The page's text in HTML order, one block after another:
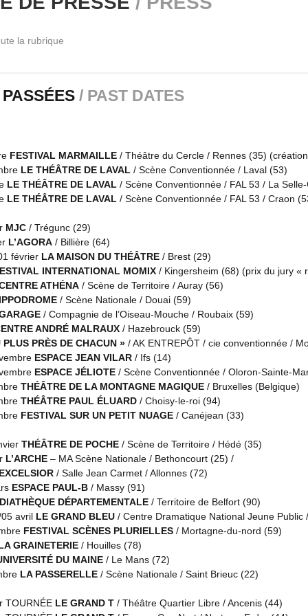
FILLE AUX ALLUMETTES, VERSION MODERNE.
demeure à l’autre : Préparation des repas de fête, cérémonie des
qui met en scène la misère au XIXe siècle mais résonne
opulence, performance et indifférence. Une invitation à ouvrir les
–OUEST-FRANCE – octobre 2012
AÏE AÏE REVISITE ANDERSEN
fille aux allumettes écrit par Andersen en 1845 à l’adaptation
le moins qu’on puisse dire est que Charlotte Blin, qui l’a conçue et
quel talent, quelle force !… Pas seulement parce qu’elle décentre le
mais une femme qui, de sa fenêtre, regarde la petite fille
qui fait d’elle une géante, à contre-courant de l’idée d’une ville qui
dans sa robe de soirée, elle évolue, légère et précise, au
soir de réveillon. On dirait qu’elle peut tout faire, qu’elle domine tout,
à calculer d’un gérant de magasin, les cris des boursiers et la
ne sont qu’illusion et la petite fille meurt. »
Encinas –SUD-OUEST– janvier 2013
WONDERFUL WORLD
très personnelle et très actuelle de « La petite fille aux
qui sent délicieusement le soufre…
imaginer en 1845 que ce brave Hans Christian Andersen avait tout
du monde qu’on ne peut pas, tout de même, accueillir chez soi…. Il
la rubrique
/ PAST DATES
FESTIVAL MARMAILLE / Théâtre du Cercle / Rennes (35)
LE THÉÂTRE DE LAVAL / Scène Conventionnée / Laval (53)
LE THÉÂTRE DE LAVAL / Scène Conventionnée / FAL 53 / La
LE THÉÂTRE DE LAVAL / Scène Conventionnée / FAL 53 / Craon
MJC / Trégunc (29)
L’AGORA / Billière (64)
février LA MAISON DU THÉÂTRE / Brest (29)
INTERNATIONAL MOMIX / Kingersheim (68) (prix du jury «
ATHÉNA / Scène de Territoire / Auray (56)
/ Scène Nationale / Douai (59)
/ Compagnie de l’Oiseau-Mouche / Roubaix (59)
ANDRÉ MALRAUX / Hazebrouck (59)
PLUS PRÈS DE CHACUN » / AK ENTREPÔT / cie conventionnée /
ESPACE JEAN VILAR / Ifs (14)
ESPACE JÉLIOTE / Scène Conventionnée / Oloron-Sainte-
THÉÂTRE DE LA MONTAGNE MAGIQUE / Bruxelles (Belgique)
THÉÂTRE PAUL ÉLUARD / Choisy-le-roi (94)
FESTIVAL SUR UN PETIT NUAGE / Canéjean (33)
THÉÂTRE DE POCHE / Scène de Territoire / Hédé (35)
L’ARCHE – MA Scène Nationale / Bethoncourt (25) /
/ Salle Jean Carmet / Allonnes (72)
ESPACE PAUL-B / Massy (91)
DÉPARTEMENTALE / Territoire de Belfort (90)
avril LE GRAND BLEU / Centre Dramatique National Jeune Public
FESTIVAL SCÈNES PLURIELLES / Mortagne-du-nord (59)
GRAINETERIE / Houilles (78)
DU MAINE / Le Mans (72)
LA PASSERELLE / Scène Nationale / Saint Brieuc (22)
TOURNÉE LE GRAND T / Théâtre Quartier Libre / Ancenis (44)